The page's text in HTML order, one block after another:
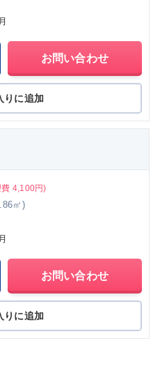
お問い合わせ
りに追加
4,100円)
㎡)
お問い合わせ
りに追加